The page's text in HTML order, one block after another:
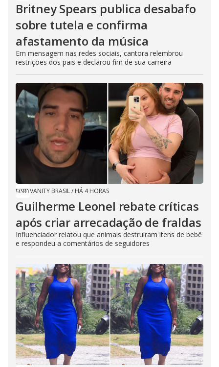
Britney Spears publica desabafo
sobre tutela e confirma
afastamento da música
Em mensagem nas redes sociais, cantora relembrou
restrições dos pais e declarou fim de sua carreira
VANITY BRASIL/ HÁ 4 HORAS
Guilherme Leonel rebate críticas
após criar arrecadação de fraldas
Influenciador relatou que animais destruíram itens de bebê
e respondeu a comentários de seguidores